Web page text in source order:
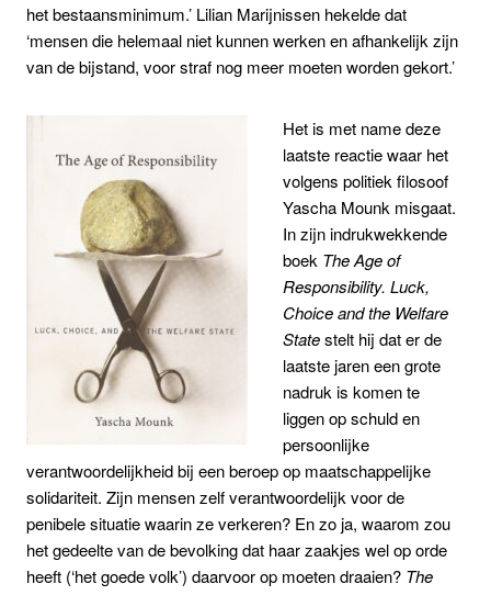
het bestaansminimum.’ Lilian Marijnissen hekelde dat
‘mensen die helemaal niet kunnen werken en afhankelijk zijn
van de bijstand, voor straf nog meer moeten worden gekort.’
Het is met name deze
laatste reactie waar het
volgens politiek filosoof
Yascha Mounk misgaat.
In zijn indrukwekkende
boek The Age of
Responsibility. Luck,
Choice and the Welfare
Statestelt hij dat er de
laatste jaren een grote
nadruk is komen te
liggen op schuld en
persoonlijke
verantwoordelijkheid bij een beroep op maatschappelijke
solidariteit. Zijn mensen zelf verantwoordelijk voor de
penibele situatie waarin ze verkeren? En zo ja, waarom zou
het gedeelte van de bevolking dat haar zaakjes wel op orde
heeft (‘het goede volk’) daarvoor op moeten draaien? The